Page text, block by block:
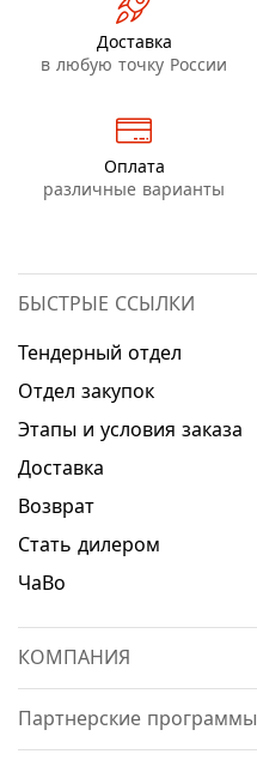
Доставка
в любую точку России
Оплата
различные варианты
БЫСТРЫЕ ССЫЛКИ
Тендерный отдел
Отдел закупок
Этапы и условия заказа
Доставка
Возврат
Стать дилером
ЧаВо
КОМПАНИЯ
Партнерские программы